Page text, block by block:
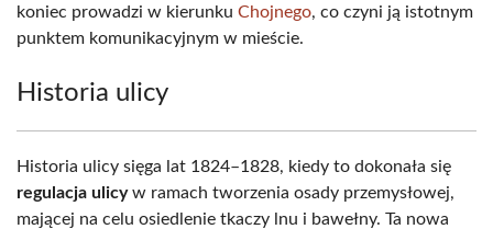
koniec prowadzi w kierunku Chojnego, co czyni ją istotnym
punktem komunikacyjnym w mieście.
Historia ulicy
Historia ulicy sięga lat 1824–1828, kiedy to dokonała się
regulacja ulicyw ramach tworzenia osady przemysłowej,
mającej na celu osiedlenie tkaczy lnu i bawełny. Ta nowa